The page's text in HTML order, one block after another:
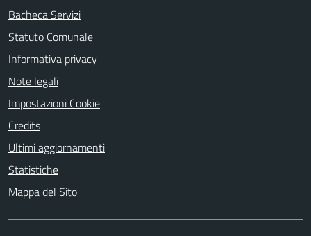
Bacheca Servizi
Statuto Comunale
Informativa privacy
Note legali
Impostazioni Cookie
Credits
Ultimi aggiornamenti
Statistiche
Mappa del Sito